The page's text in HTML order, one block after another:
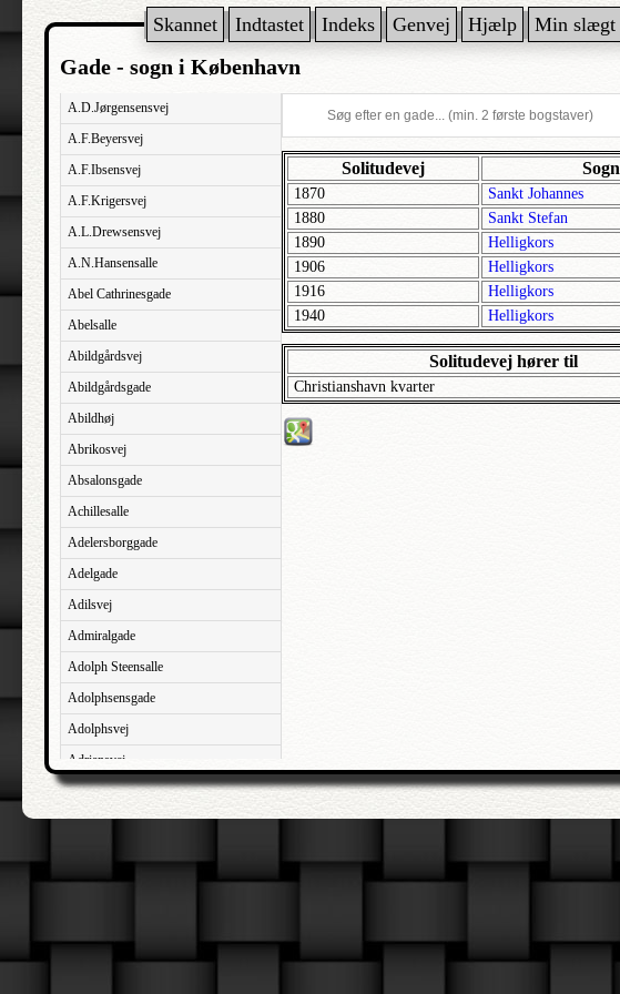
Skannet Indtastet Indeks Genvej Hjælp Min slægt
Gade - sogn i København
A.D.Jørgensensvej
A.F.Beyersvej
A.F.Ibsensvej
A.F.Krigersvej
A.L.Drewsensvej
A.N.Hansensalle
Abel Cathrinesgade
Abelsalle
Abildgårdsvej
Abildgårdsgade
Abildhøj
Abrikosvej
Absalonsgade
Achillesalle
Adelersborggade
Adelgade
Adilsvej
Admiralgade
Adolph Steensalle
Adolphsensgade
Adolphsvej
Adriansvej
Aftenbakken
Agavevej
Agermosen
Agersøgade
Solitudevej Sogn
1870
Sankt Johannes
1880
Sankt Stefan
1890
Helligkors
1906
Helligkors
1916
Helligkors
1940
Helligkors
Solitudevej hører til
Christianshavn kvarter